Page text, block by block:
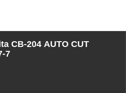
СВ-204 AUTO CUT
7